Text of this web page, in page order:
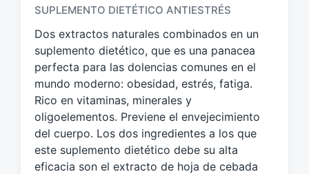
t
q
u
e
t
a
o
c
o
n
SUPLEMENTO DIETÉTICO ANTIESTRÉS
Dos extractos naturales combinados en un
suplemento dietético, que es una panacea
perfecta para las dolencias comunes en el
mundo moderno: obesidad, estrés, fatiga.
Rico en vitaminas, minerales y
oligoelementos. Previene el envejecimiento
del cuerpo. Los dos ingredientes a los que
este suplemento dietético debe su alta
eficacia son el extracto de hoja de cebada